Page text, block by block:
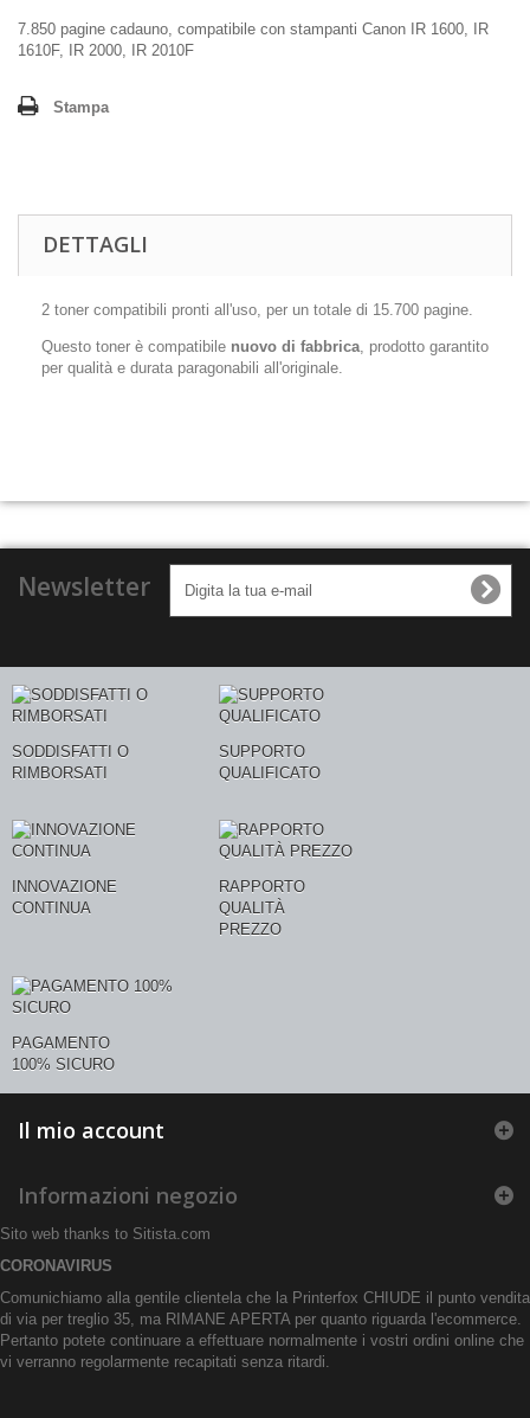
7.850 pagine cadauno, compatibile con stampanti Canon
IR 1600, IR
1610F, IR 2000, IR 2010F
Stampa
DETTAGLI
2 toner compatibili pronti all'uso, per un totale di 15.700 pagine.
Questo toner è compatibile nuovo di fabbrica, prodotto garantito
per qualità e durata paragonabili all'originale.
Newsletter
SODDISFATTI O
RIMBORSATI
SUPPORTO
QUALIFICATO
INNOVAZIONE
CONTINUA
RAPPORTO
QUALITÀ
PREZZO
PAGAMENTO
100% SICURO
Il mio account
Informazioni negozio
Sito web thanks to Sitista.com
CORONAVIRUS
Comunichiamo alla gentile clientela che la Printerfox CHIUDE il punto vendita
di via per treglio 35, ma RIMANE APERTA per quanto riguarda l'ecommerce.
Pertanto potete continuare a effettuare normalmente i vostri ordini online che
vi verranno regolarmente recapitati senza ritardi.